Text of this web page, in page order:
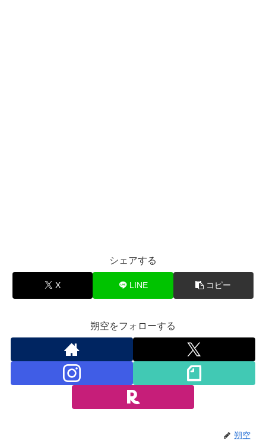
シェアする
X LINE コピー
朔空をフォローする
朔空